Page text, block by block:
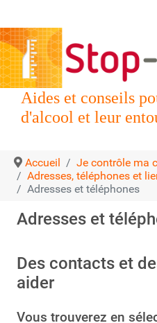
Aides et conseils
d'alcool et leur
Accueil
Je contrôle ma
Adresses, téléphones et
Adresses et téléphones
Adresses et
Des contacts et
aider
Vous trouverez en